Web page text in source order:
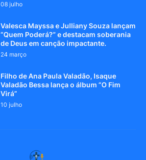
08 julho
Valesca Mayssa e Julliany Souza lançam
“Quem Poderá?” e destacam soberania
de Deus em canção impactante.
24 março
Filho de Ana Paula Valadão, Isaque
Valadão Bessa lança o álbum “O Fim
Virá”
10 julho